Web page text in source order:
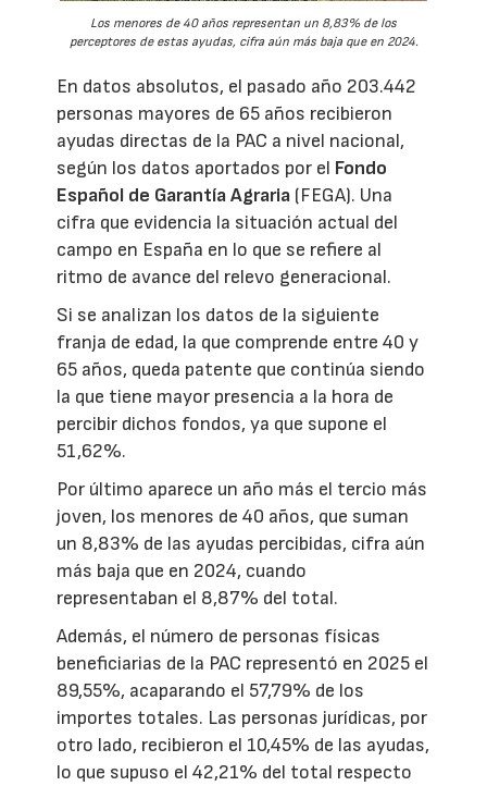
Los menores de 40 años representan un 8,83% de los
perceptores de estas ayudas, cifra aún más baja que en 2024.
En datos absolutos, el pasado año 203.442
personas mayores de 65 años recibieron
ayudas directas de la PAC a nivel nacional,
según los datos aportados por el Fondo
Español de Garantía Agraria (FEGA). Una
cifra que evidencia la situación actual del
campo en España en lo que se refiere al
ritmo de avance del relevo generacional.
Si se analizan los datos de la siguiente
franja de edad, la que comprende entre 40 y
65 años, queda patente que continúa siendo
la que tiene mayor presencia a la hora de
percibir dichos fondos, ya que supone el
51,62%.
Por último aparece un año más el tercio más
joven, los menores de 40 años, que suman
un 8,83% de las ayudas percibidas, cifra aún
más baja que en 2024, cuando
representaban el 8,87% del total.
Además, el número de personas físicas
beneficiarias de la PAC representó en 2025 el
89,55%, acaparando el 57,79% de los
importes totales. Las personas jurídicas, por
otro lado, recibieron el 10,45% de las ayudas,
lo que supuso el 42,21% del total respecto